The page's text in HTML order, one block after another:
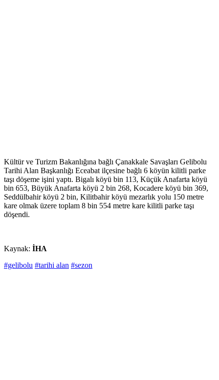
Kültür ve Turizm Bakanlığına bağlı Çanakkale Savaşları Gelibolu
Tarihi Alan Başkanlığı Eceabat ilçesine bağlı 6 köyün kilitli parke
taşı döşeme işini yaptı. Bigalı köyü bin 113, Küçük Anafarta köyü
bin 653, Büyük Anafarta köyü 2 bin 268, Kocadere köyü bin 369,
Seddülbahir köyü 2 bin, Kilitbahir köyü mezarlık yolu 150 metre
kare olmak üzere toplam 8 bin 554 metre kare kilitli parke taşı
döşendi.
Kaynak: İHA
#gelibolu #tarihi alan #sezon